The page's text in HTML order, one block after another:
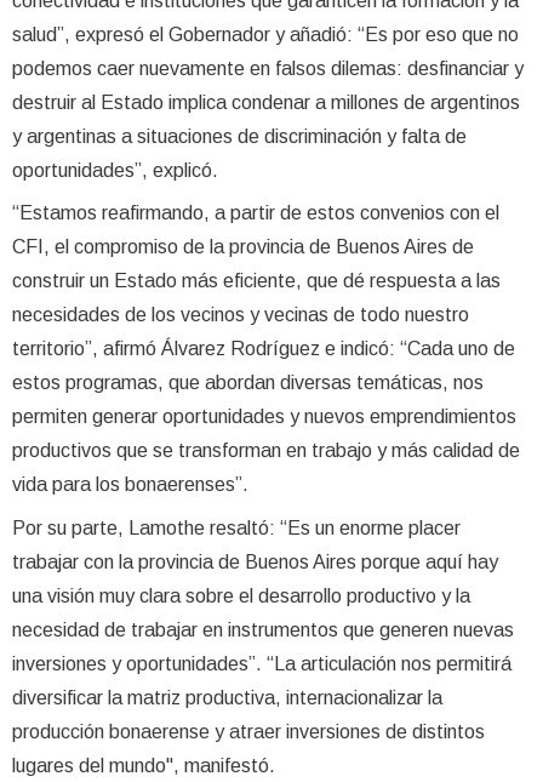
salud”, expresó el Gobernador y añadió: “Es por eso que no
podemos caer nuevamente en falsos dilemas: desfinanciar y
destruir al Estado implica condenar a millones de argentinos
y argentinas a situaciones de discriminación y falta de
oportunidades”, explicó.
“Estamos reafirmando, a partir de estos convenios con el
CFI, el compromiso de la provincia de Buenos Aires de
construir un Estado más eficiente, que dé respuesta a las
necesidades de los vecinos y vecinas de todo nuestro
territorio”, afirmó Álvarez Rodríguez e indicó: “Cada uno de
estos programas, que abordan diversas temáticas, nos
permiten generar oportunidades y nuevos emprendimientos
productivos que se transforman en trabajo y más calidad de
vida para los bonaerenses”.
Por su parte, Lamothe resaltó: “Es un enorme placer
trabajar con la provincia de Buenos Aires porque aquí hay
una visión muy clara sobre el desarrollo productivo y la
necesidad de trabajar en instrumentos que generen nuevas
inversiones y oportunidades”. “La articulación nos permitirá
diversificar la matriz productiva, internacionalizar la
producción bonaerense y atraer inversiones de distintos
lugares del mundo", manifestó.